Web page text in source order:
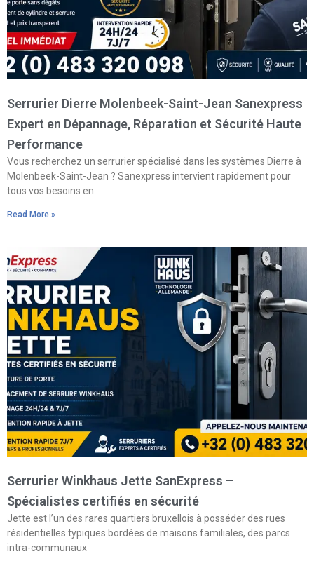
Serrurier Dierre Molenbeek-Saint-Jean Sanexpress
Expert en Dépannage, Réparation et Sécurité Haute
Performance
Vous recherchez un serrurier spécialisé dans les systèmes Dierre à
Molenbeek-Saint-Jean ? Sanexpress intervient rapidement pour
tous vos besoins en
Read More »
Serrurier Winkhaus Jette SanExpress –
Spécialistes certifiés en sécurité
Jette est l’un des rares quartiers bruxellois à posséder des rues
résidentielles typiques bordées de maisons familiales, des parcs
intra-communaux